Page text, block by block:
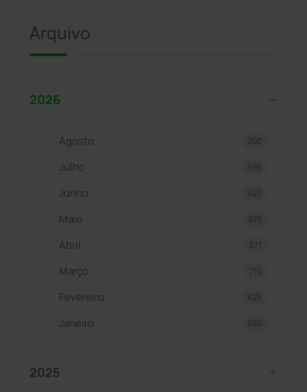
Arquivo
2026
Agosto 200
Julho 695
Junho 620
Maio 675
Abril 671
Março 710
Fevereiro 625
Janeiro 660
2025